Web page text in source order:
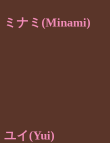
ミナミ(Minami)
ユイ(Yui)